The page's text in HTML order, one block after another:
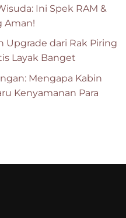
Ini Spek RAM &
Aman!
Upgrade dari Rak Piring
Layak Banget
Mengapa Kabin
Kenyamanan Para